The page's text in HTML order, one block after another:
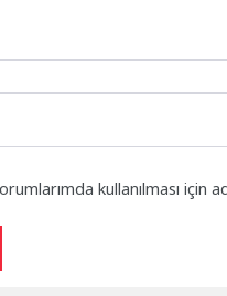
kullanılması için